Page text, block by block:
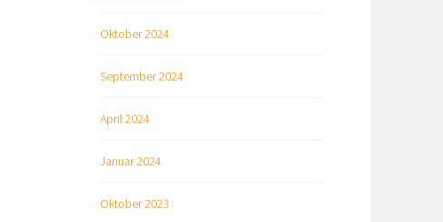
Oktober 2024
September 2024
April 2024
Januar 2024
Oktober 2023